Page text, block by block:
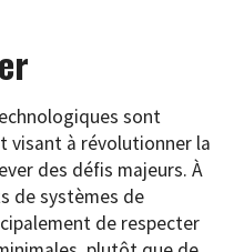
sont
visant à révolutionner la
des défis majeurs. À
de systèmes de
de respecter